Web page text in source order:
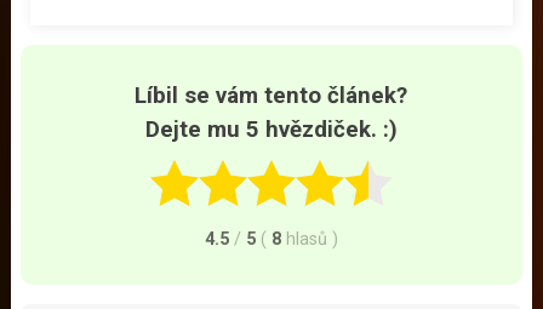
Líbil se vám tento článek?
Dejte mu 5 hvězdiček. :)
4.5 / 5 ( 8 hlasů )